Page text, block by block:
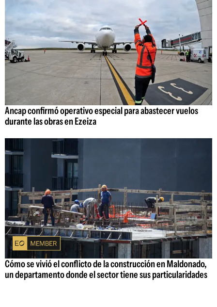
Ancap confirmó operativo especial para abastecer vuelos
durante las obras en Ezeiza
Cómo se vivió el conflicto de la construcción en Maldonado,
un departamento donde el sector tiene sus particularidades